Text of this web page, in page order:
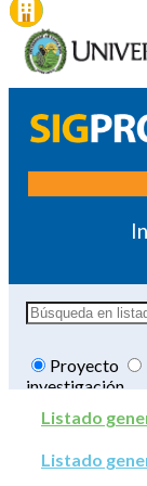
Proyecto
investigación
Listado
Listado